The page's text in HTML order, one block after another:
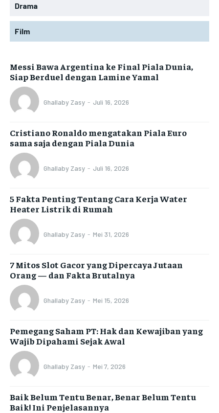
Drama
Film
Messi Bawa Argentina ke Final Piala Dunia,
Siap Berduel dengan Lamine Yamal
Ghallaby Zasy - Juli 16, 2026
Cristiano Ronaldo mengatakan Piala Euro
sama saja dengan Piala Dunia
Ghallaby Zasy - Juli 16, 2026
5 Fakta Penting Tentang Cara Kerja Water
Heater Listrik di Rumah
Ghallaby Zasy - Mei 31, 2026
7 Mitos Slot Gacor yang Dipercaya Jutaan
Orang — dan Fakta Brutalnya
Ghallaby Zasy - Mei 15, 2026
Pemegang Saham PT: Hak dan Kewajiban yang
Wajib Dipahami Sejak Awal
Ghallaby Zasy - Mei 7, 2026
Baik Belum Tentu Benar, Benar Belum Tentu
Baik! Ini Penjelasannya